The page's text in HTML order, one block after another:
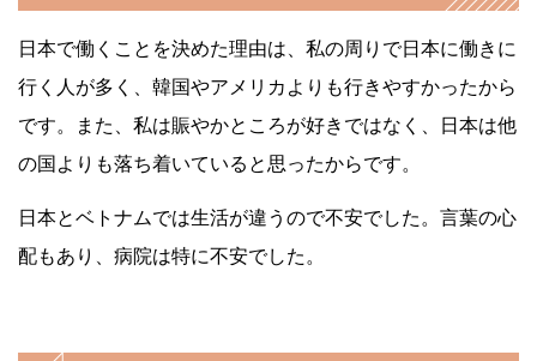
日本で働くことを決めた理由は、私の周りで日本に働きに
行く人が多く、韓国やアメリカよりも行きやすかったから
です。また、私は賑やかところが好きではなく、日本は他
の国よりも落ち着いていると思ったからです。
日本とベトナムでは生活が違うので不安でした。言葉の心
配もあり、病院は特に不安でした。